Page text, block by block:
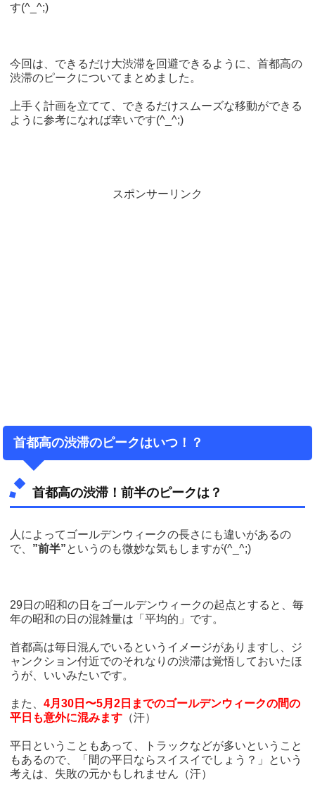
す(^_^;)
今回は、できるだけ大渋滞を回避できるように、首都高の
渋滞のピークについてまとめました。
上手く計画を立てて、できるだけスムーズな移動ができる
ように参考になれば幸いです(^_^;)
スポンサーリンク
首都高の渋滞のピークはいつ！？
首都高の渋滞！前半のピークは？
人によってゴールデンウィークの長さにも違いがあるの
で、 ”前半”というのも微妙な気もしますが(^_^;)
29日の昭和の日をゴールデンウィークの起点とすると、毎
年の昭和の日の混雑量は「平均的」です。
首都高は毎日混んでいるというイメージがありますし、ジ
ャンクション付近でのそれなりの渋滞は覚悟しておいたほ
うが、いいみたいです。
また、4月30日〜5月2日までのゴールデンウィークの間の
平日も意外に混みます （汗）
平日ということもあって、トラックなどが多いということ
もあるので、「間の平日ならスイスイでしょう？」という
考えは、失敗の元かもしれません（汗）